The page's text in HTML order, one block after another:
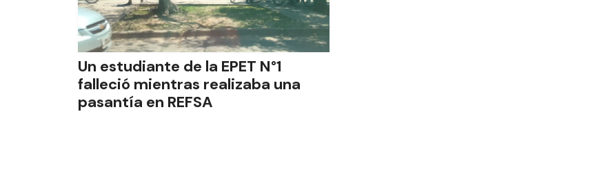
Un estudiante de la EPET N°1
falleció mientras realizaba una
pasantía en REFSA